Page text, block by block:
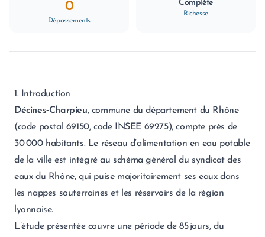
0
Dépassements
Complète
Richesse
1. Introduction
Décines‑Charpieu, commune du département du Rhône
(code postal 69150, code INSEE 69275), compte près de
30 000 habitants. Le réseau d’alimentation en eau potable
de la ville est intégré au schéma général du syndicat des
eaux du Rhône, qui puise majoritairement ses eaux dans
les nappes souterraines et les réservoirs de la région
lyonnaise.
L’étude présentée couvre une période de 85 jours, du